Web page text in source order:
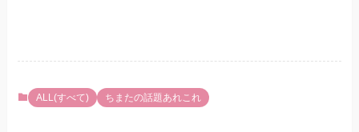
ALL(すべて) ちまたの話題あれこれ